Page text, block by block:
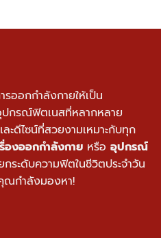
รออกกำลังกายให้เป็น
กรณ์ฟิตเนสที่หลากหลาย
ะดีไซน์ที่สวยงามเหมาะกับทุก
องออกกำลังกาย หรือ อุปกรณ์
ระดับความฟิตในชีวิตประจำวัน
ณกำลังมองหา!